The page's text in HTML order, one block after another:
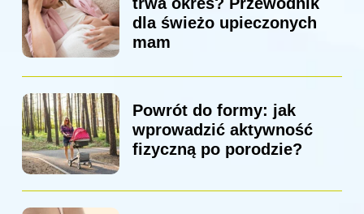
dla świeżo upieczonych
mam
Powrót do formy: jak
wprowadzić aktywność
fizyczną po porodzie?